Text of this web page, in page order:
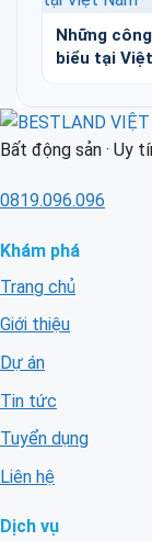
Những
biểu tại
Bất động sản · Uy
0819.096.096
Khám phá
Trang chủ
Giới thiệu
Dự án
Tin tức
Tuyển dụng
Liên hệ
Dịch vụ